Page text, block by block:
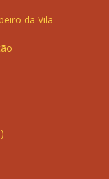
da Vila